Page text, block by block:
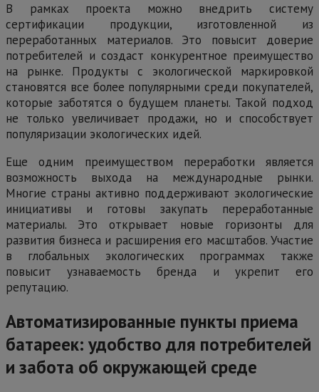
В рамках проекта можно внедрить систему
сертификации продукции, изготовленной из
переработанных материалов. Это повысит доверие
потребителей и создаст конкурентное преимущество
на рынке. Продукты с экологической маркировкой
становятся все более популярными среди покупателей,
которые заботятся о будущем планеты. Такой подход
не только увеличивает продажи, но и способствует
популяризации экологических идей.
Еще одним преимуществом переработки является
возможность выхода на международные рынки.
Многие страны активно поддерживают экологические
инициативы и готовы закупать переработанные
материалы. Это открывает новые горизонты для
развития бизнеса и расширения его масштабов. Участие
в глобальных экологических программах также
повысит узнаваемость бренда и укрепит его
репутацию.
Автоматизированные пункты приема
батареек: удобство для потребителей
и забота об окружающей среде